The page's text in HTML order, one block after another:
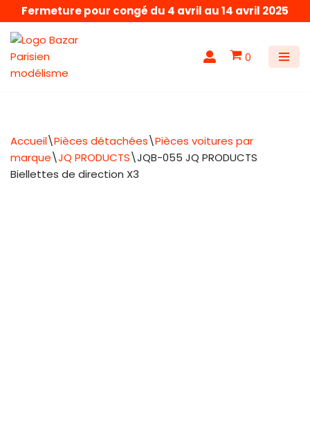
Aller
au
contenu
Fermeture pour congé du 4 avril au 14 avril 2025
0
Accueil\Pièces détachées\Pièces voitures par
marque\JQ PRODUCTS\JQB-055 JQ PRODUCTS
Biellettes de direction X3